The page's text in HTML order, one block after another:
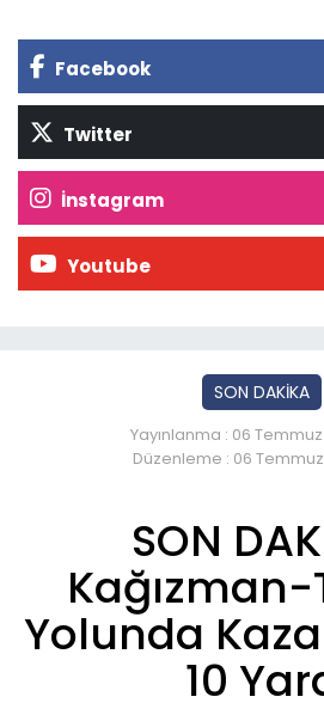
Facebook
Twitter
İnstagram
Youtube
SON DAKİKA
Yayınlanma : 06
Düzenleme : 06 Temmuz
SON
Yolunda
10